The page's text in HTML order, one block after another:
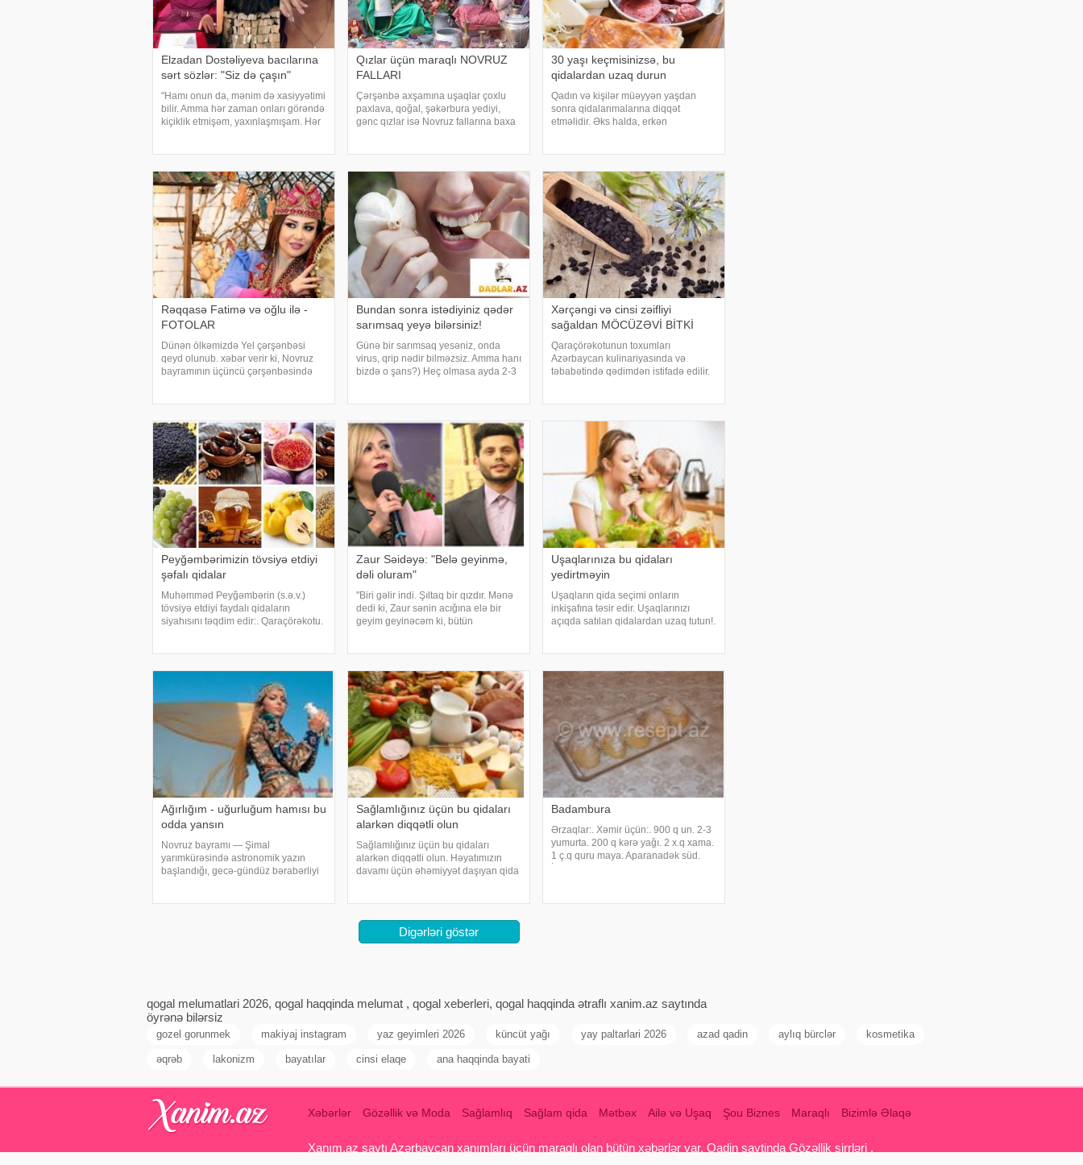
Elzadan Dostəliyeva bacılarına
sərt sözlər: "Siz də çaşın"
"Hamı onun da, mənim də xasiyyətimi
bilir. Amma hər zaman onları görəndə
kiçiklik etmişəm, yaxınlaşmışam. Hər
Qızlar üçün maraqlı NOVRUZ
FALLARI
Çərşənbə axşamına uşaqlar çoxlu
paxlava, qoğal, şəkərbura yediyi,
gənc qızlar isə Novruz fallarına baxa
qaldırır. Novru
30 yaşı keçmisinizsə, bu
qidalardan uzaq durun
Qadın və kişilər müəyyən yaşdan
sonra qidalanmalarına diqqət
etməlidir. Əks halda, erkən
sonra uzaq durmalı olduğunu
Rəqqasə Fatimə və oğlu ilə -
FOTOLAR
Dünən ölkəmizdə Yel çərşənbəsi
qeyd olunub. xəbər verir ki, Novruz
bayramının üçüncü çərşənbəsində
bölüşüb:. "Novru
Bundan sonra istədiyiniz qədər
sarımsaq yeyə bilərsiniz!
Günə bir sarımsaq yesəniz, onda
virus, qrip nədir bilməzsiz. Amma hanı
bizdə o şans?) Heç olmasa ayda 2-3
qorxur
Xərçəngi və cinsi zəifliyi
sağaldan MÖCÜZƏVİ BİTKİ
Qaraçörəkotunun toxumları
Azərbaycan kulinariyasında və
təbabətində qədimdən istifadə еdilir.
faydaları saymaqla bitmir!. -ın
Peyğəmbərimizin tövsiyə etdiyi
şəfalı qidalar
Muhəmməd Peyğəmbərin (s.ə.v.)
tövsiyə etdiyi faydalı qidaların
siyahısını təqdim edir:. Qaraçörəkotu.
bəzək, hə
Zaur Səidəyə: "Belə geyinmə,
dəli oluram"
"Biri gəlir indi. Şıltaq bir qızdır. Mənə
dedi ki, Zaur sənin acığına elə bir
geyim geyinəcəm ki, bütün
oluram elə geyinəndə"
Uşaqlarınıza bu qidaları
yedirtməyin
Uşaqların qida seçimi onların
inkişafına təsir edir. Uşaqlarınızı
açıqda satılan qidalardan uzaq tutun!.
edilmədikləri üçü
Ağırlığım - uğurluğum hamısı bu
odda yansın
Novruz bayramı — Şimal
yarımkürəsində astronomik yazın
başlandığı, gecə-gündüz bərabərliyi
Sağlamlığınız üçün bu qidaları
alarkən diqqətli olun
Sağlamlığınız üçün bu qidaları
alarkən diqqətli olun. Həyatımızın
davamı üçün əhəmiyyət daşıyan qida
hazırlanmasına və bişirilməsin
Badambura
Ərzaqlar:. Xəmir üçün:. 900 q un. 2-3
yumurta. 200 q kərə yağı. 2 x.q xama.
1 ç.q quru maya. Aparanadək süd.
Digərləri göstər
qogal melumatlari 2026, qogal haqqinda melumat , qogal xeberleri, qogal haqqinda ətraflı xanim.az saytında
öyrənə bilərsiz
gozel gorunmek makiyaj instagram yaz geyimleri 2026 küncüt yağı yay paltarlari 2026 azad qadin aylıq bürclər kosmetika
əqrəb lakonizm bayatılar cinsi elaqe ana haqqinda bayati
Xəbərlər Gözəllik və Moda Sağlamlıq Sağlam qida Mətbəx Ailə və Uşaq Şou Biznes Maraqlı Bizimlə Əlaqə
Xanım.az saytı Azərbaycan xanımları üçün maraqlı olan bütün xəbərlər var. Qadin saytinda Gözəllik sirrləri ,